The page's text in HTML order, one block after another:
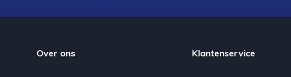
Over ons Klantenservice